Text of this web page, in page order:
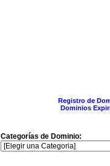
Registro de
Dominios
Categorías de Dominio: